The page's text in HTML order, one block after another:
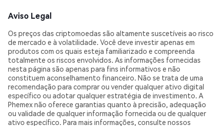
Aviso Legal
Os preços das criptomoedas são altamente suscetíveis ao risco
de mercado e à volatilidade. Você deve investir apenas em
produtos com os quais esteja familiarizado e compreenda
totalmente os riscos envolvidos. As informações fornecidas
nesta página são apenas para fins informativos e não
constituem aconselhamento financeiro. Não se trata de uma
recomendação para comprar ou vender qualquer ativo digital
específico ou adotar qualquer estratégia de investimento. A
Phemex não oferece garantias quanto à precisão, adequação
ou validade de qualquer informação fornecida ou de qualquer
ativo específico. Para mais informações, consulte nossos